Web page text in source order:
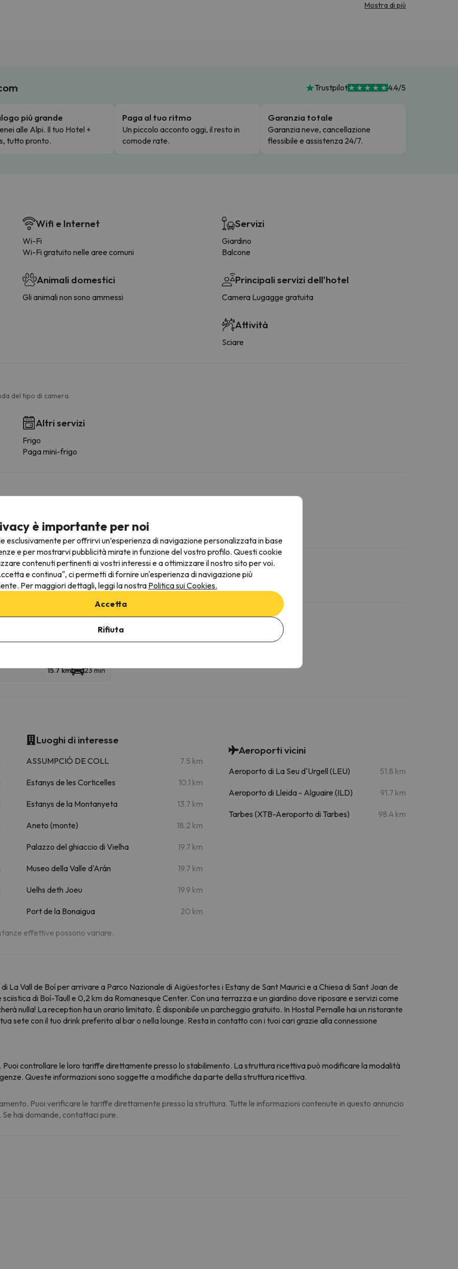
Mostra di più
Trustpilot 4.4/5
più grande
alle Alpi. Il tuo Hotel +
tutto pronto.
Paga al tuo ritmo
Un piccolo acconto oggi, il resto in
comode rate.
Garanzia totale
Garanzia neve, cancellazione
flessibile e assistenza 24/7.
Wifi e Internet
Wi-Fi
Wi-Fi gratuito nelle aree comuni
Animali domestici
Gli animali non sono ammessi
Servizi
Giardino
Balcone
Principali servizi dell'hotel
Camera Lugagge gratuita
Attività
Sciare
del tipo di camera.
Altri servizi
Frigo
Paga mini-frigo
la possibilità di prenotare il posto auto in anticipo.
15.7 km 23 min
Luoghi di interesse
ASSUMPCIÓ DE COLL 7.5 km
Estanys de les Corticelles 10.1 km
Estanys de la Montanyeta 13.7 km
Aneto (monte) 18.2 km
Palazzo del ghiaccio di Vielha 19.7 km
Museo della Valle d'Arán 19.7 km
Uelhs deth Joeu 19.9 km
Port de la Bonaigua 20 km
Aeroporti vicini
Aeroporto di La Seu d'Urgell (LEU) 51.8 km
Aeroporto di Lleida - Alguaire (ILD) 91.7 km
Tarbes (XTB-Aeroporto di Tarbes) 98.4 km
effettive possono variare.
La Vall de Boí per arrivare a Parco Nazionale di Aigüestortes i Estany de Sant Maurici e a Chiesa di Sant Joan de
di Boí-Taull e 0,2 km da Romanesque Center. Con una terrazza e un giardino dove riposare e servizi come
nulla! La reception ha un orario limitato. È disponibile un parcheggio gratuito. In Hostal Pernalle hai un ristorante
sete con il tuo drink preferito al bar o nella lounge. Resta in contatto con i tuoi cari grazie alla connessione
controllare le loro tariffe direttamente presso lo stabilimento. La struttura ricettiva può modificare la modalità
. Queste informazioni sono soggette a modifiche da parte della struttura ricettiva.
Puoi verificare le tariffe direttamente presso la struttura. Tutte le informazioni contenute in questo annuncio
hai domande, contattaci pure.
è importante per noi
esclusivamente per offrirvi un’esperienza di navigazione personalizzata in base
e per mostrarvi pubblicità mirate in funzione del vostro profilo. Questi cookie
contenuti pertinenti ai vostri interessi e a ottimizzare il nostro sito per voi.
e continua", ci permetti di fornire un'esperienza di navigazione più
Per maggiori dettagli, leggi la nostraPolitica sui Cookies.
Accetta
Rifiuta